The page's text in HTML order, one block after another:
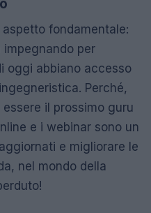
fondamentale:
impegnando per
oggi abbiano accesso
Perché,
il prossimo guru
e i webinar sono un
e migliorare le
nel mondo della